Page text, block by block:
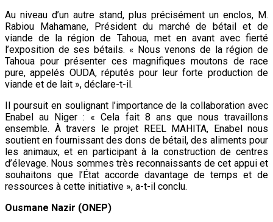
Au niveau d’un autre stand, plus précisément un enclos, M.
Rabiou Mahamane, Président du marché de bétail et de
viande de la région de Tahoua, met en avant avec fierté
l’exposition de ses bétails. « Nous venons de la région de
Tahoua pour présenter ces magnifiques moutons de race
pure, appelés OUDA, réputés pour leur forte production de
viande et de lait », déclare-t-il.
Il poursuit en soulignant l’importance de la collaboration avec
Enabel au Niger : « Cela fait 8 ans que nous travaillons
ensemble. À travers le projet REEL MAHITA, Enabel nous
soutient en fournissant des dons de bétail, des aliments pour
les animaux, et en participant à la construction de centres
d’élevage. Nous sommes très reconnaissants de cet appui et
souhaitons que l’État accorde davantage de temps et de
ressources à cette initiative », a-t-il conclu.
Ousmane Nazir (ONEP)